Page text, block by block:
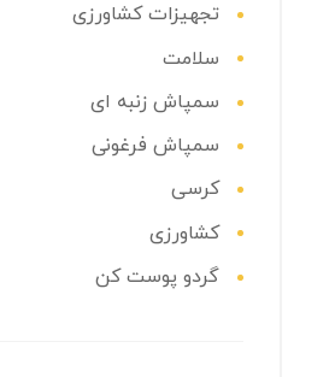
تجهیزات کشاورزی
سلامت
سمپاش زنبه ای
سمپاش فرغونی
کرسی
کشاورزی
گردو پوست کن